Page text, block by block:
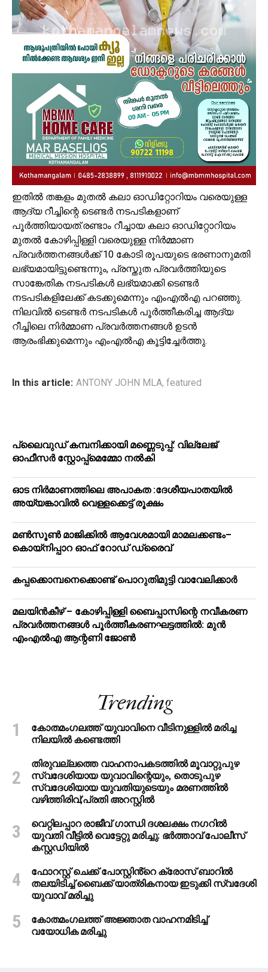
ഇതിൽ തങ്കളം മുതൽ കലാ ഓഡിറ്റോറിയം വരെയുള്ള
ആദ്യ റീച്ചിന്റെ ടെണ്ടർ നടപടികളാണ്
പൂർത്തിയായത്.രണ്ടാം റീച്ചായ കലാ ഓഡിറ്റോറിയം
മുതൽ കോഴിപ്പിള്ളി വരെയുള്ള നിർമ്മാണ
പ്രവർത്തനങ്ങൾക്ക് 10 കോടി രൂപയുടെ ഭരണാനുമതി
ലഭ്യമായിട്ടുണ്ടെന്നും, പ്രസ്തുത പ്രവർത്തിയുടെ
സാങ്കേതിക നടപടികൾ ലഭ്യമാക്കി ടെണ്ടർ
നടപടികളിലേക്ക് കടക്കുമെന്നും എംഎൽഎ പറഞ്ഞു.
നിലവിൽ ടെണ്ടർ നടപടികൾ പൂർത്തീകരിച്ച ആദ്യ
റീച്ചിലെ നിർമ്മാണ പ്രവർത്തനങ്ങൾ ഉടൻ
ആരംഭിക്കുമെന്നും എംഎൽഎ കൂട്ടിച്ചേർത്തു.
In this article: ANTONY JOHN MLA, featured
പ്ലൈവുഡ് കമ്പനിക്കായി മണ്ണെടുപ്പ്: വില്ലേജ്
ഓഫീസർ സ്റ്റോപ്പ്മെമ്മോ നൽകി
ഓട നിർമാണത്തിലെ അപാകത :ദേശീയപാതയിൽ
അയ്യങ്കാവിൽ വെള്ളക്കെട്ട് രൂക്ഷം
മൺസൂൺ മാജിക്കിൽ ആവേശമായി മാമലക്കണ്ടം–
കൊയ്‌നിപ്പാറ ഓഫ് റോഡ് ഡ്രൈവ്
കപ്പക്കൊമ്പനെക്കൊണ്ട് പൊറുതിമുട്ടി വാവേലിക്കാർ
മലയിന്‍കീഴ് – കോഴിപ്പിള്ളി ബൈപ്പാസിന്റെ നവീകരണ
പ്രവര്‍ത്തനങ്ങള്‍ പൂര്‍ത്തീകരണഘട്ടത്തില്‍: മുന്‍
എംഎല്‍എ ആന്റണി ജോണ്‍
Trending
കോതമംഗലത്ത് യുവാവിനെ വീടിനുള്ളിൽ മരിച്ച
നിലയിൽ കണ്ടെത്തി
തിരുവല്ലത്തെ വാഹനാപകടത്തില്‍ മൂവാറ്റുപുഴ
സ്വദേശിയായ യുവാവിന്റെയും, തൊടുപുഴ
സ്വദേശിയായ യുവതിയുടെയും മരണത്തില്‍
വഴിത്തിരിവ്;പ്രതി അറസ്റ്റില്‍
വെറ്റിലപ്പാറ രാജീവ് ഗാന്ധി ദശലക്ഷം നഗറിൽ
യുവതി വീട്ടിൽ വെട്ടേറ്റു മരിച്ചു: ഭർത്താവ് പോലീസ്
കസ്റ്റഡിയിൽ
ഫോറസ്റ്റ് ചെക്ക് പോസ്റ്റിൻ്റെ ക്രോസ് ബാറില്‍
തലയിടിച്ച് ബൈക്ക് യാത്രികനായ ഇടുക്കി സ്വദേശി
യുവാവ് മരിച്ചു
കോതമംഗലത്ത് അജ്ഞാത വാഹനമിടിച്ച്
വയോധിക മരിച്ചു